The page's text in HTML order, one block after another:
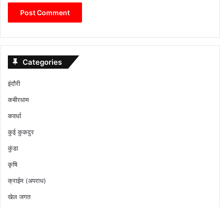
Categories
इंदौरी
कबीरधाम
कवर्धा
कुई कुकदुर
कुंडा
कृषि
क्राईम (अपराध)
खेल जगत